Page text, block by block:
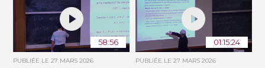
58:56
PUBLIÉE LE27 MARS 2026
01:15:24
PUBLIÉE LE 27 MARS 2026